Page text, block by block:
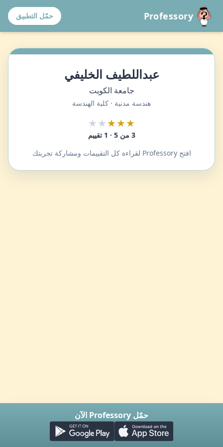
Professory حمّل التطبيق
عبداللطيف الخليفي
جامعة الكويت
هندسة مدنية · كلية الهندسة
★★★
★★
3 من 5 · 1 تقييم
افتح Professory لقراءة كل التقييمات ومشاركة تجربتك
حمّل Professory الآن